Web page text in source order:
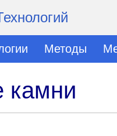
Методы
камни